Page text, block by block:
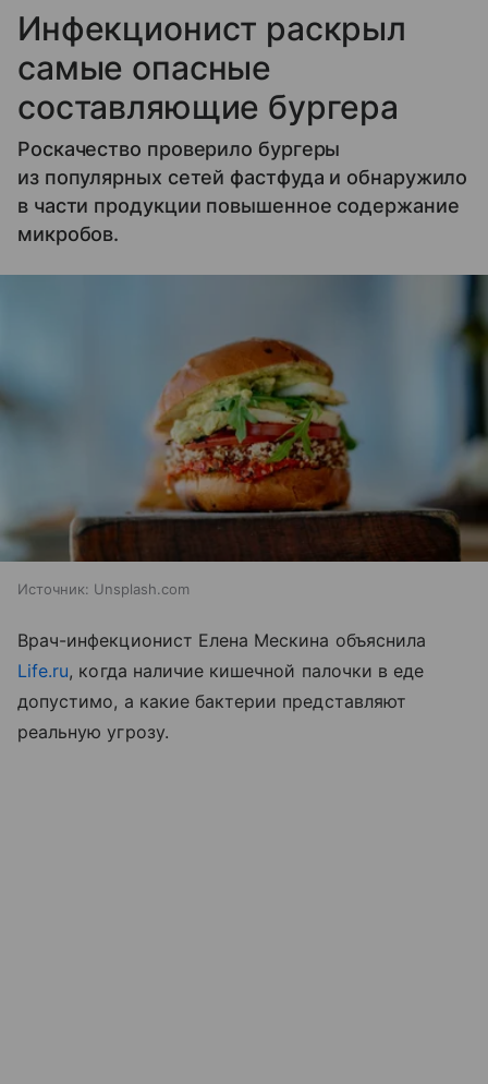
Инфекционист раскрыл
самые опасные
составляющие бургера
Роскачество проверило бургеры
из популярных сетей фастфуда и обнаружило
в части продукции повышенное содержание
микробов.
Источник: Unsplash.com
Врач-инфекционист Елена Мескина объяснила
Life.ru, когда наличие кишечной палочки в еде
допустимо, а какие бактерии представляют
реальную угрозу.